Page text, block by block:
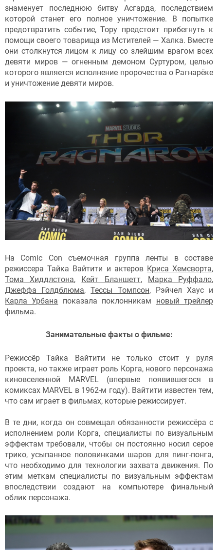
знаменует последнюю битву Асгарда, последствием
которой станет его полное уничтожение. В попытке
предотвратить событие, Тору предстоит прибегнуть к
помощи своего товарища из Мстителей — Халка. Вместе
они столкнутся лицом к лицу со злейшим врагом всех
девяти миров — огненным демоном Суртуром, целью
которого является исполнение пророчества о Рагнарёке
и уничтожение девяти миров.
На Comic Con съемочная группа ленты в составе
режиссера Тайка Вайтити и актеров Криса Хемсворта,
Тома Хиддлстона, Кейт Бланшетт, Марка Руффало,
Джеффа Голдблюма,Тессы Томпсон, Рэйчел Хаус и
Карла Урбана показала поклонникам новый трейлер
фильма.
Занимательные факты о фильме:
Режиссёр Тайка Вайтити не только стоит у руля
проекта, но также играет роль Корга, нового персонажа
киновселенной MARVEL (впервые появившегося в
комиксах MARVEL в 1962-м году). Вайтити известен тем,
что сам играет в фильмах, которые режиссирует.
В те дни, когда он совмещал обязанности режиссёра с
исполнением роли Корга, специалисты по визуальным
эффектам требовали, чтобы он постоянно носил серое
трико, усыпанное половинками шаров для пинг-понга,
что необходимо для технологии захвата движения. По
этим меткам специалисты по визуальным эффектам
впоследствии создают на компьютере финальный
облик персонажа.